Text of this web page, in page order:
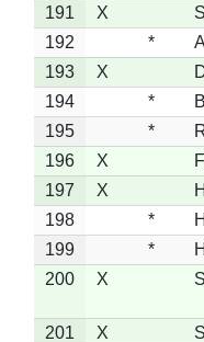
191
X
192
*
193
X
194
*
195
*
196
X
197
X
198
*
199
*
200
X
201 X